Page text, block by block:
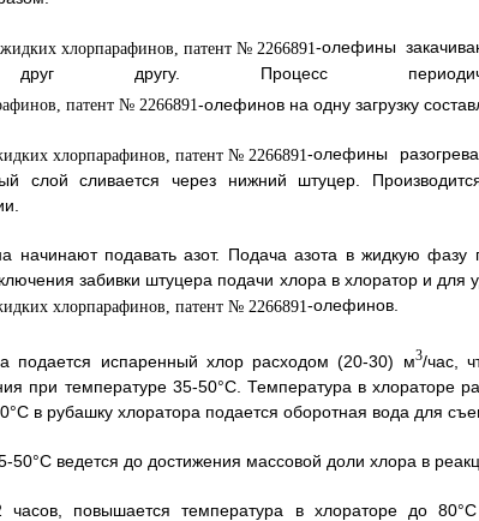
-олефины
другу. Процесс
-олефинов на одну загрузку
-олефины
слой сливается через нижний штуцер.
начинают подавать азот. Подача азота в жидкую фазу
забивки штуцера подачи хлора в хлоратор и для
-олефинов.
подается испаренный хлор расходом (20-30) м3/час,
при температуре 35-50°С. Температура в хлораторе
в рубашку хлоратора подается оборотная вода для
50°С ведется до достижения массовой доли хлора в
повышается температура в хлораторе до